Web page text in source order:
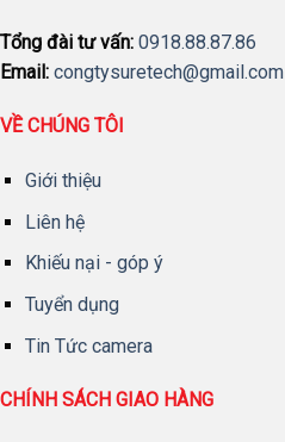
Tổng đài tư vấn: 0918.88.87.86
Email: congtysuretech@gmail.com
VỀ CHÚNG TÔI
Giới thiệu
Liên hệ
Khiếu nại - góp ý
Tuyển dụng
Tin Tức camera
CHÍNH SÁCH GIAO HÀNG